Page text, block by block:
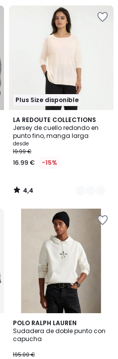
Plus Size disponible
LA REDOUTE COLLECTIONS
Jersey de cuello redondo en
punto fino, manga larga
desde
19.99 €
16.99 € -15%
4,4
/ 5
4
Colores
4,4
/
POLO RALPH LAUREN
Sudadera de doble punto con
capucha
195.00 €
5
/
5